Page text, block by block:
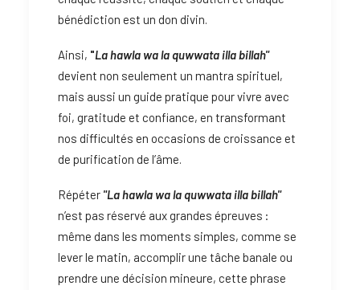
bénédiction est un don divin.
Ainsi, "La hawla wa la quwwata illa billah"
devient non seulement un mantra spirituel,
mais aussi un guide pratique pour vivre avec
foi, gratitude et confiance, en transformant
nos difficultés en occasions de croissance et
de purification de l’âme.
Répéter "La hawla wa la quwwata illa billah"
n’est pas réservé aux grandes épreuves :
même dans les moments simples, comme se
lever le matin, accomplir une tâche banale ou
prendre une décision mineure, cette phrase